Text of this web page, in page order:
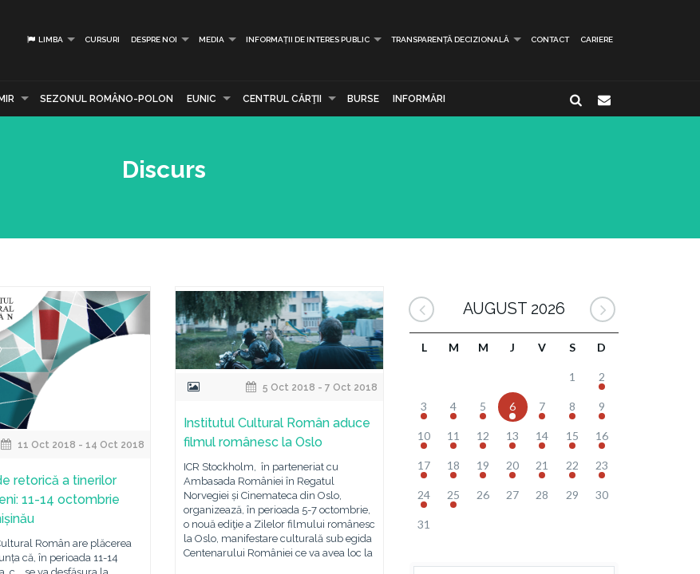
LIMBA CURSURI DESPRE NOI MEDIA INFORMAȚII DE INTERES PUBLIC TRANSPARENȚĂ DECIZIONALĂ CONTACT CARIERE
SEZONUL ROMÂNO-POLON EUNIC CENTRUL CĂRŢII BURSE INFORMĂRI
Discurs
11 Oct 2018 - 14 Oct 2018
retorică a tinerilor
11-14 octombrie
Român are plăcerea
că, în perioada 11-14
5 Oct 2018 - 7 Oct 2018
Institutul Cultural Român aduce
filmul românesc la Oslo
ICR Stockholm, în parteneriat cu
Ambasada României în Regatul
Norvegiei și Cinemateca din Oslo,
organizează, în perioada 5-7 octombrie,
o nouă ediţie a Zilelor filmului românesc
la Oslo, manifestare culturală sub egida
Centenarului României ce va avea loc la
AUGUST 2026
L M M J V S D
1 2
3 4 5 6 7 8 9
10 11 12 13 14 15 16
17 18 19 20 21 22 23
24 25 26 27 28 29 30
31